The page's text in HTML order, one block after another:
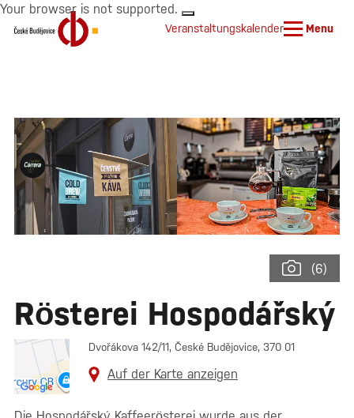
Your browser is not supported.
Veranstaltungskalender Menu
(6)
Rösterei Hospodářský
Dvořákova 142/11, České Budějovice, 370 01
Auf der Karte anzeigen